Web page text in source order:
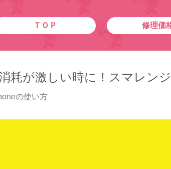
ＴＯＰ 修理価
耗が激しい時に！スマレン
の使い方